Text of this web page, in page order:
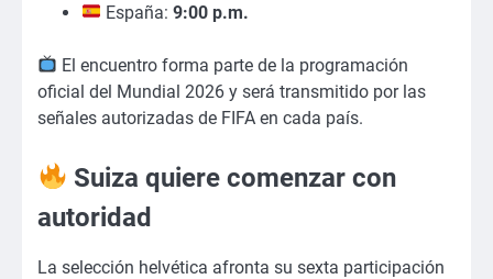
España:9:00 p.m.
El encuentro forma parte de la programación
oficial del Mundial 2026 y será transmitido por las
señales autorizadas de FIFA en cada país.
Suiza quiere comenzar con
autoridad
La selección helvética afronta su sexta participación